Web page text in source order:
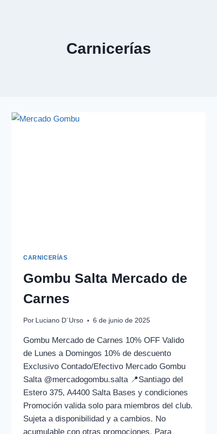
Carnicerías
CARNICERÍAS
Gombu Salta Mercado de
Carnes
Por Luciano D´Urso 6 de junio de 2025
Gombu Mercado de Carnes 10% OFF Valido
de Lunes a Domingos 10% de descuento
Exclusivo Contado/Efectivo Mercado Gombu
Salta @mercadogombu.salta 📍Santiago del
Estero 375, A4400 Salta Bases y condiciones
Promoción valida solo para miembros del club.
Sujeta a disponibilidad y a cambios. No
acumulable con otras promociones. Para